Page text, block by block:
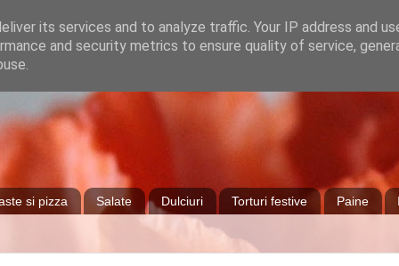
si pizza Salate Dulciuri Torturi festive Paine
its services and to analyze traffic. Your IP address and
and security metrics to ensure quality of service,